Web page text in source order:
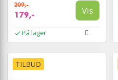
209,-
179,- Vis
På lager
TILBUD